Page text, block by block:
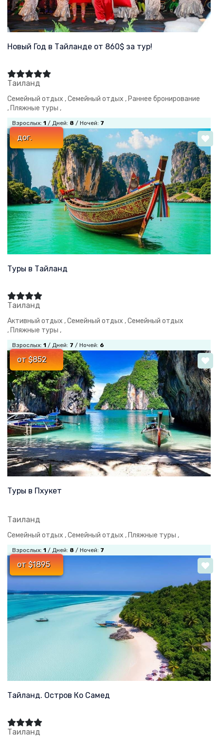
Новый Год в Тайланде от 860$ за тур!
Таиланд
Семейный отдых ,Семейный отдых , Раннее бронирование
, Пляжные туры ,
Взрослых: 1 / Дней: 8 / Ночей: 7
дог.
Туры в Тайланд
Таиланд
Активный отдых ,Семейный отдых ,Семейный отдых
, Пляжные туры ,
Взрослых: 1 / Дней: 7 / Ночей: 6
от $852
Туры в Пхукет
Таиланд
Семейный отдых ,Семейный отдых , Пляжные туры ,
Взрослых: 1 / Дней: 8 / Ночей: 7
от $1895
Тайланд. Остров Ко Самед
Таиланд